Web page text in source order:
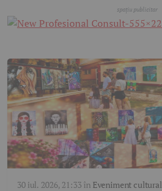
30 iul. 2026, 21:33în Eveniment cultural